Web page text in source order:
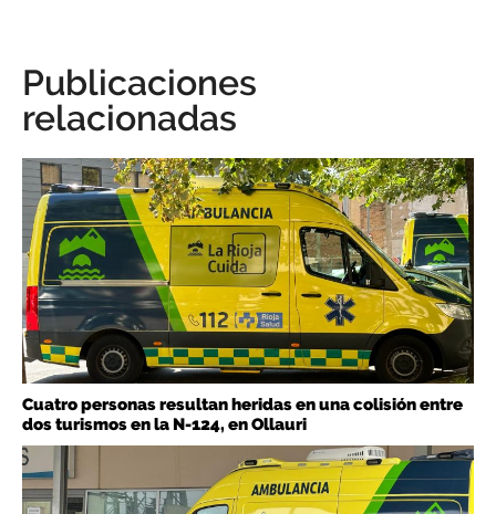
Publicaciones
relacionadas
Cuatro personas resultan heridas en una colisión entre
dos turismos en la N-124, en Ollauri